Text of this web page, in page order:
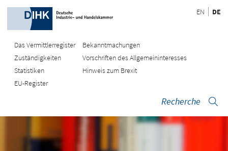
EN DE
Das Vermittlerregister
Zuständigkeiten
Statistiken
EU-Register
Bekanntmachungen
Vorschriften des Allgemeininteresses
Hinweis zum Brexit
Recherche